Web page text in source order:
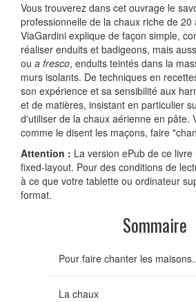
Vous trouverez dans cet ouvrage le
professionnelle de la chaux riche de
ViaGardini explique de façon simple,
réaliser enduits et badigeons, mais
ou a fresco, enduits teintés dans la
murs isolants. De techniques en
son expérience et sa sensibilité aux
et de matières, insistant en particulier
d'utiliser de la chaux aérienne en pâte.
comme le disent les maçons, faire
Attention : La version ePub de ce
fixed-layout. Pour des conditions de
à ce que votre tablette ou ordinateur
format.
Sommaire
Pour faire chanter les
La chaux